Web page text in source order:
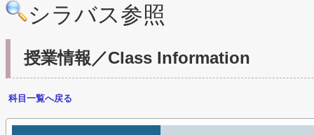
シラバス参照
授業情報／Class Information
科目一覧へ戻る